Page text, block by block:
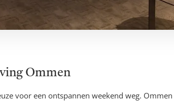
Ommen
voor een ontspannen weekend weg. Ommen